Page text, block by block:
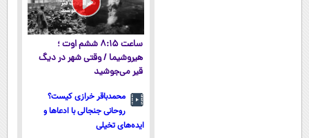
ساعت ۸:۱۵ ششم اوت ؛
هیروشیما / وقتی شهر در دیگ
قیر می‌جوشید
محمدباقر خرازی کیست؟
روحانی جنجالی با ادعاها و
ایده‌های تخیلی